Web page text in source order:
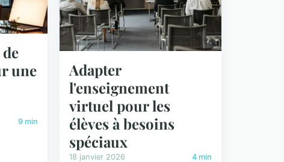
une
9 min
Adapter
l'enseignement
virtuel pour les
élèves à besoins
spéciaux
18 janvier 2026 4 min